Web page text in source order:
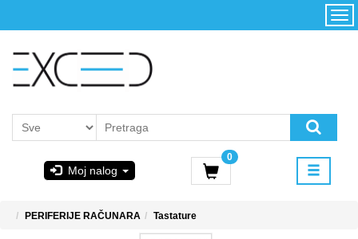
Moj nalog
0
Početna
korišćenja i
PERIFERIJE RAČUNARA Tastature